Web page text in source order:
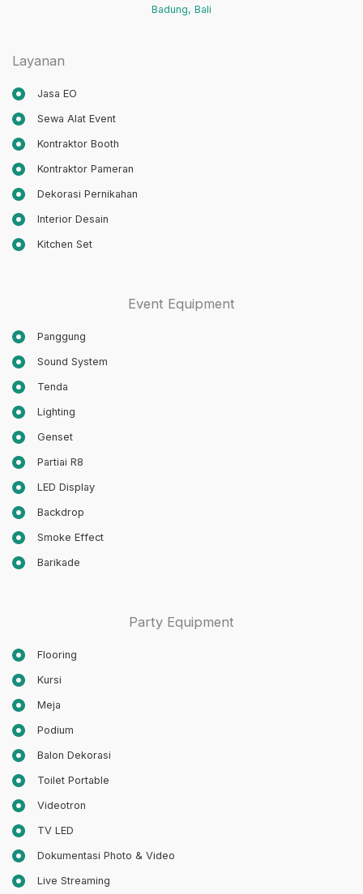
Badung, Bali
Layanan
Jasa EO
Sewa Alat Event
Kontraktor Booth
Kontraktor Pameran
Dekorasi Pernikahan
Interior Desain
Kitchen Set
Event Equipment
Panggung
Sound System
Tenda
Lighting
Genset
Partiai R8
LED Display
Backdrop
Smoke Effect
Barikade
Party Equipment
Flooring
Kursi
Meja
Podium
Balon Dekorasi
Toilet Portable
Videotron
TV LED
Dokumentasi Photo & Video
Live Streaming